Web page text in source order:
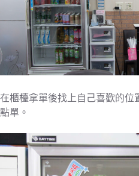
在櫃檯拿單後找上自己喜歡的位
點單。